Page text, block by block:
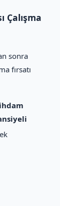
Çalışma
sonra
fırsatı